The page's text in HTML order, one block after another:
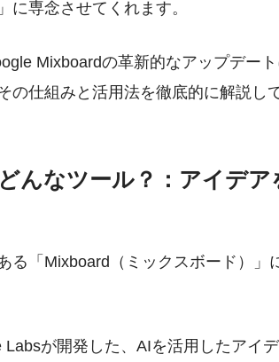
に専念させてくれます。
Mixboardの革新的なアップデー
の仕組みと活用法を徹底的に解説し
んなツール？：アイデア
る「Mixboard（ミックスボード）」
Labsが開発した、AIを活用したアイ